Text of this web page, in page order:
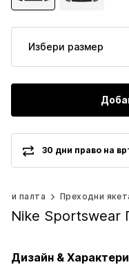
Избери размер
30 дни право на
и палта Преходни
Nike Sportswear
Дизайн &